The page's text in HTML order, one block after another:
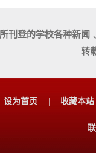
刊登的学校各种新闻
转
设为首页 收藏本站